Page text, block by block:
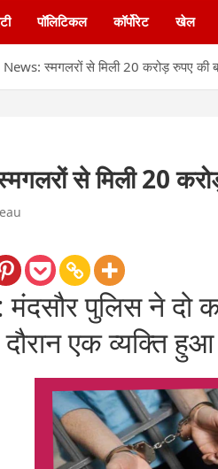
पॉलिटिकल कॉर्पोरेट खेल
स्मगलरों से मिली 20 करोड़ रुपए की
से मिली 20
पुलिस ने दो
एक व्यक्ति